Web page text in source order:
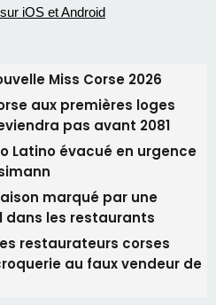
end du tournoi du
la disparition du
Saint Exupery
Miss Corse 2026
aux premières loges
pas avant 2081